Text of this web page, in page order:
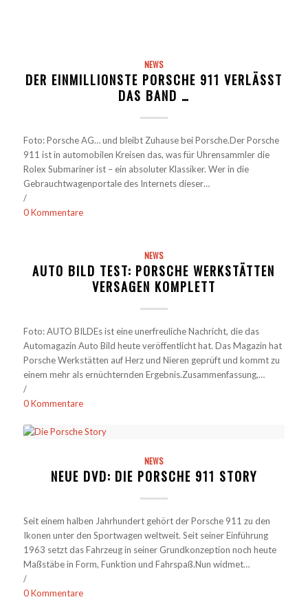
NEWS
DER EINMILLIONSTE PORSCHE 911 VERLÄSST
DAS BAND …
Foto: Porsche AG… und bleibt Zuhause bei Porsche.Der Porsche
911 ist in automobilen Kreisen das, was für Uhrensammler die
Rolex Submariner ist – ein absoluter Klassiker. Wer in die
Gebrauchtwagenportale des Internets dieser…
/
0 Kommentare
NEWS
AUTO BILD TEST: PORSCHE WERKSTÄTTEN
VERSAGEN KOMPLETT
Foto: AUTO BILDEs ist eine unerfreuliche Nachricht, die das
Automagazin Auto Bild heute veröffentlicht hat. Das Magazin hat
Porsche Werkstätten auf Herz und Nieren geprüft und kommt zu
einem mehr als ernüchternden Ergebnis.Zusammenfassung,…
/
0 Kommentare
NEWS
NEUE DVD: DIE PORSCHE 911 STORY
Seit einem halben Jahrhundert gehört der Porsche 911 zu den
Ikonen unter den Sportwagen weltweit. Seit seiner Einführung
1963 setzt das Fahrzeug in seiner Grundkonzeption noch heute
Maßstäbe in Form, Funktion und Fahrspaß.Nun widmet…
/
0 Kommentare